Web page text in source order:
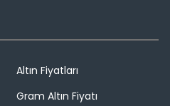
Altın Fiyatları
Gram Altın Fiyatı